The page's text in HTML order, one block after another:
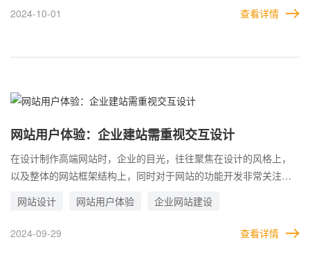
个和同行完全一模一样的网站，也不可能达到同样的效果。因为网
这是企业并不知道的。比如说，企业自己只安排了一两个人来维护
这样一来，效果是明显不一样的。
2024-10-01 查看详情
网站用户体验：企业建站需重视交互设计
在设计制作高端网站时，企业的目光，往往聚焦在设计的风格上，
以及整体的网站框架结构上，同时对于网站的功能开发非常关注。
实很少应用到交互设计，网站的页面显得非常呆板，不具有灵动
性。用户访问页面只是单纯地点击并浏览，很难形成相应的互动操
网站设计 网站用户体验 企业网站建设
2024-09-29 查看详情